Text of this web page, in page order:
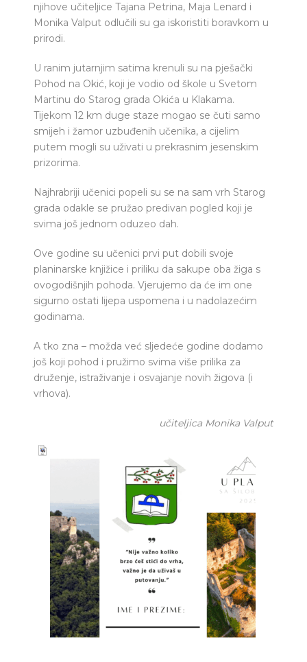
njihove učiteljice Tajana Petrina, Maja Lenard i
Monika Valput odlučili su ga iskoristiti boravkom u
prirodi.
U ranim jutarnjim satima krenuli su na pješački
Pohod na Okić, koji je vodio od škole u Svetom
Martinu do Starog grada Okića u Klakama.
Tijekom 12 km duge staze mogao se čuti samo
smijeh i žamor uzbuđenih učenika, a cijelim
putem mogli su uživati u prekrasnim jesenskim
prizorima.
Najhrabriji učenici popeli su se na sam vrh Starog
grada odakle se pružao predivan pogled koji je
svima još jednom oduzeo dah.
Ove godine su učenici prvi put dobili svoje
planinarske knjižice i priliku da sakupe oba žiga s
ovogodišnjih pohoda. Vjerujemo da će im one
sigurno ostati lijepa uspomena i u nadolazećim
godinama.
A tko zna – možda već sljedeće godine dodamo
još koji pohod i pružimo svima više prilika za
druženje, istraživanje i osvajanje novih žigova (i
vrhova).
učiteljica Monika Valput